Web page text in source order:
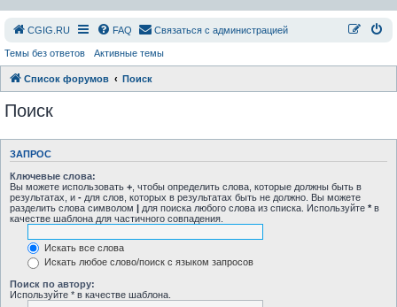
СGIG.RU FAQ Связаться с администрацией
Темы без ответов Активные темы
Список форумов Поиск
Поиск
ЗАПРОС
Ключевые слова:
Вы можете использовать + , чтобы определить слова, которые должны быть в
результатах, и - для слов, которых в результатах быть не должно. Вы можете
разделить слова символом | для поиска любого слова из списка. Используйте * в
качестве шаблона для частичного совпадения.
Искать все слова
Искать любое слово/поиск с языком запросов
Поиск по автору:
Используйте * в качестве шаблона.